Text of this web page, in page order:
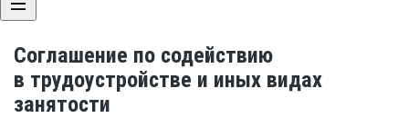
Соглашение по содействию
в трудоустройстве и иных видах
занятости